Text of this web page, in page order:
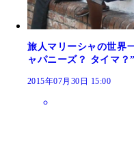
旅人マリーシャの世界
ャパニーズ？ タイマ？
2015年07月30日 15:00